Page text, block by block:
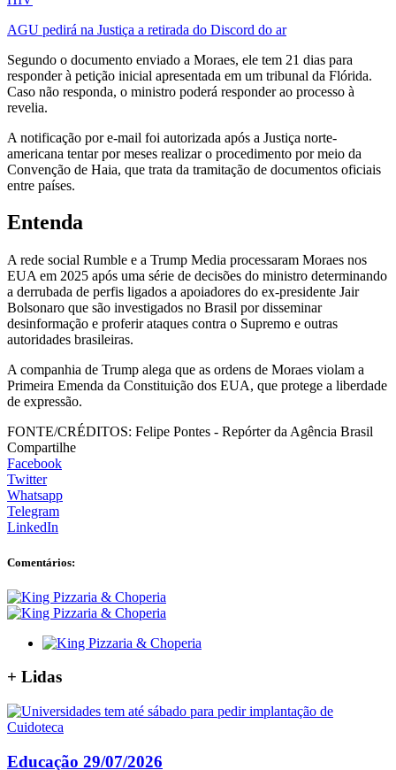
AGU pedirá na Justiça a retirada do Discord do ar
Segundo o documento enviado a Moraes, ele tem 21 dias para
responder à petição inicial apresentada em um tribunal da Flórida.
Caso não responda, o ministro poderá responder ao processo à
revelia.
A notificação por e-mail foi autorizada após a Justiça norte-
americana tentar por meses realizar o procedimento por meio da
Convenção de Haia, que trata da tramitação de documentos oficiais
entre países.
Entenda
A rede social Rumble e a Trump Media processaram Moraes nos
EUA em 2025 após uma série de decisões do ministro determinando
a derrubada de perfis ligados a apoiadores do ex-presidente Jair
Bolsonaro que são investigados no Brasil por disseminar
desinformação e proferir ataques contra o Supremo e outras
autoridades brasileiras.
A companhia de Trump alega que as ordens de Moraes violam a
Primeira Emenda da Constituição dos EUA, que protege a liberdade
de expressão.
FONTE/CRÉDITOS: Felipe Pontes - Repórter da Agência Brasil
Compartilhe
Facebook
Twitter
Whatsapp
Telegram
LinkedIn
Comentários:
+ Lidas
Educação 29/07/2026